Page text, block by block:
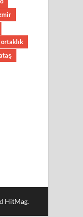
ortaklık
HitMag.